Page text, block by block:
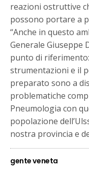
reazioni ostruttive
possono portare a
“Anche in questo
Generale Giuseppe
punto di
strumentazioni e il
preparato sono a
problematiche
Pneumologia con
popolazione
nostra provincia e
gente veneta